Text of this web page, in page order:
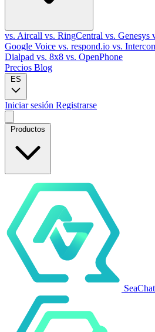
vs. Aircall vs. RingCentral vs. Genesys
Google Voice vs. respond.io vs.
Dialpad vs. 8x8 vs. OpenPhone
Precios Blog
ES
Iniciar sesión Registrarse
Productos
SeaChat